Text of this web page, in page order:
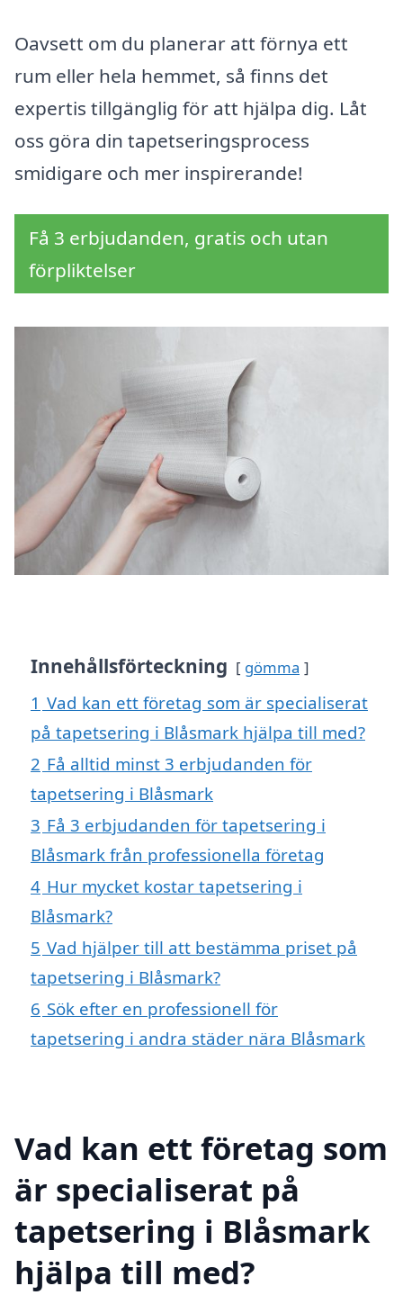
Oavsett om du planerar att förnya ett
rum eller hela hemmet, så finns det
expertis tillgänglig för att hjälpa dig. Låt
oss göra din tapetseringsprocess
smidigare och mer inspirerande!
Få 3 erbjudanden, gratis och utan
förpliktelser
Innehållsförteckning gömma
1 Vad kan ett företag som är specialiserat
på tapetsering i Blåsmark hjälpa till med?
2 Få alltid minst 3 erbjudanden för
tapetsering i Blåsmark
3 Få 3 erbjudanden för tapetsering i
Blåsmark från professionella företag
4 Hur mycket kostar tapetsering i
Blåsmark?
5 Vad hjälper till att bestämma priset på
tapetsering i Blåsmark?
6 Sök efter en professionell för
tapetsering i andra städer nära Blåsmark
Vad kan ett företag som
är specialiserat på
tapetsering i Blåsmark
hjälpa till med?